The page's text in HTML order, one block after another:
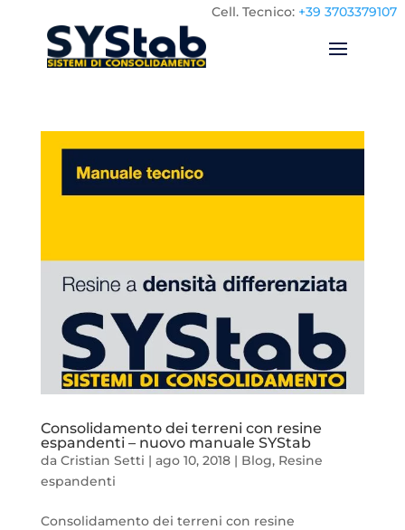
Cell. Tecnico: +39 3703379107
Consolidamento dei terreni con resine
espandenti – nuovo manuale SYStab
da Cristian Setti | ago 10, 2018| Blog, Resine
espandenti
Consolidamento dei terreni con resine